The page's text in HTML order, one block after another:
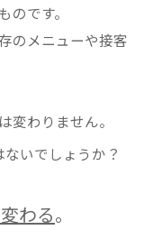
のです。
のメニューや接客
わりません。
ないでしょうか？
わる。